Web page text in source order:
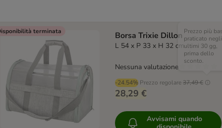
terminata Borsa Trixie Dillon
L 54 x P 33 x H 32 cm
-24.54% Prezzo regolare37,49 €
Prezzo più
praticato negli
ultimi 30 gg,
prima dello
sconto.
28,29 €
Nessuna valutazione
Avvisami quando